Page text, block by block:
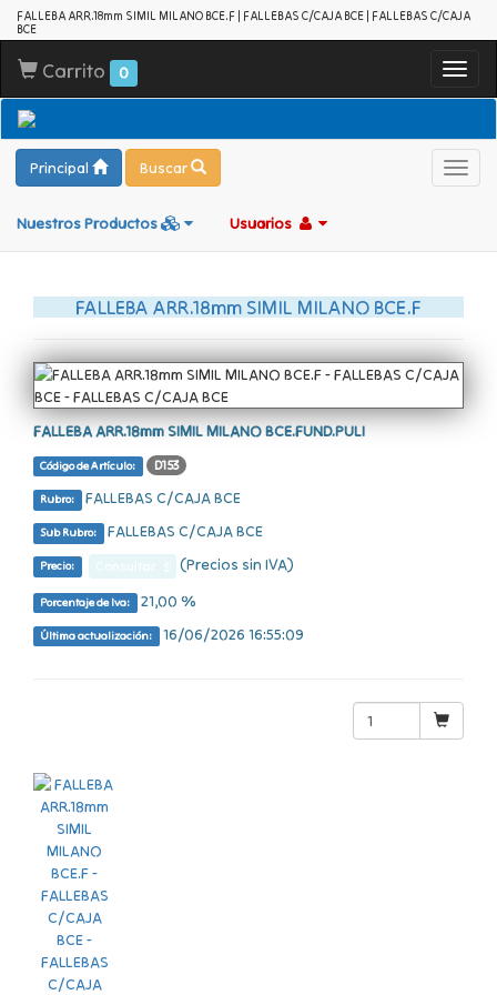
FALLEBA ARR.18mm SIMIL MILANO BCE.F | FALLEBAS C/CAJA BCE | FALLEBAS C/CAJA
BCE
Carrito 0
Principal Buscar
Nuestros Productos Usuarios
FALLEBA ARR.18mm SIMIL MILANO BCE.F
FALLEBA ARR.18mm SIMIL MILANO BCE.FUND.PULI
Código de Artículo: D153
Rubro: FALLEBAS C/CAJA BCE
Sub Rubro: FALLEBAS C/CAJA BCE
Precio: (Precios sin IVA)
Porcentaje de Iva: 21,00 %
Última actualización: 16/06/2026 16:55:09